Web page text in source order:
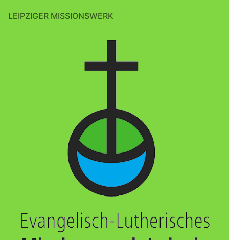
LEIPZIGER MISSIONSWERK